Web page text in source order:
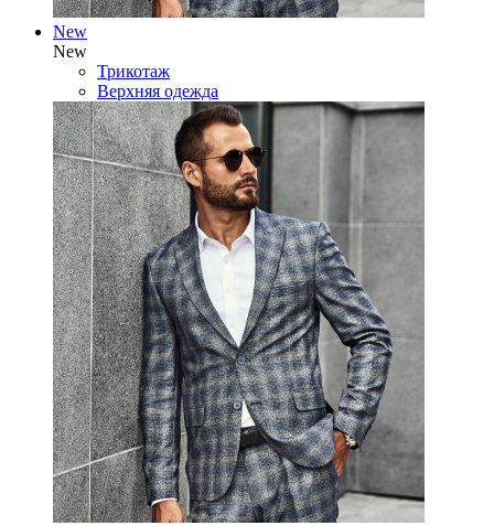
New
New
Трикотаж
Верхняя одежда